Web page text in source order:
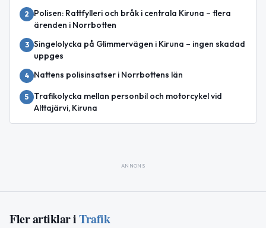
2
Polisen: Rattfylleri och bråk i centrala Kiruna – flera
ärenden i Norrbotten
3 Singelolycka på Glimmervägen i Kiruna – ingen skadad
uppges
4 Nattens polisinsatser i Norrbottens län
5
Trafikolycka mellan personbil och motorcykel vid
Alttajärvi, Kiruna
ANNONS
Fler artiklar iTrafik